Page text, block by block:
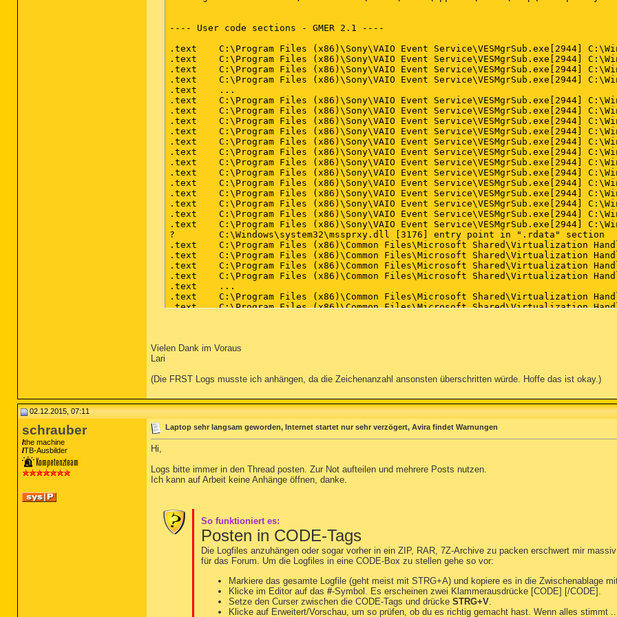
Vielen Dank im Voraus
Lari
(Die FRST Logs musste ich anhängen, da die Zeichenanzahl ansonsten überschritten würde. Hoffe das ist okay.)
02.12.2015, 07:11
schrauber
the machine
TB-Ausbilder
Laptop sehr langsam geworden, Internet startet nur sehr verzögert, Avira findet Warnungen
Hi,
Logs bitte immer in den Thread posten. Zur Not aufteilen und mehrere Posts nutzen.
Ich kann auf Arbeit keine Anhänge öffnen, danke.
So funktioniert es:
Posten in CODE-Tags
Die Logfiles anzuhängen oder sogar vorher in ein ZIP, RAR, 7Z-Archive zu packen erschwert mir
für das Forum. Um die Logfiles in eine CODE-Box zu stellen gehe so vor:
Markiere das gesamte Logfile (geht meist mit STRG+A) und kopiere es in die Zwischenablage
Klicke im Editor auf das #-Symbol. Es erscheinen zwei Klammerausdrücke [CODE] [/CODE].
Setze den Curser zwischen die CODE-Tags und drücke STRG+V
Klicke auf Erweitert/Vorschau, um so prüfen, ob du es richtig gemacht hast. Wenn alles stimmt